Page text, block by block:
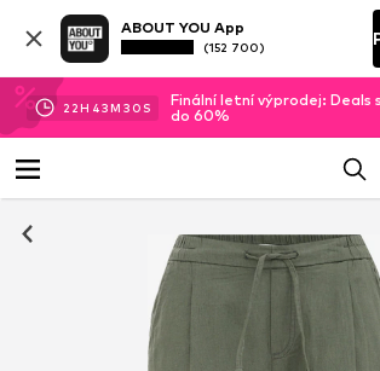
ABOUT YOU App
(152 700)
22H 43M 30 S
Finální letní výprodej: Deals
do 60%